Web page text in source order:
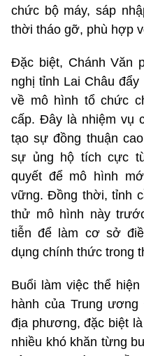
chức bộ máy, sáp
thời tháo gỡ, phù hợp
Đặc biệt, Chánh Văn
nghị tỉnh Lai Châu
về mô hình tổ chức
cấp. Đây là nhiệm vụ
tạo sự đồng thuận
sự ủng hộ tích cực
quyết để mô hình
vững. Đồng thời, tỉnh
thử mô hình này
tiễn để làm cơ sở
dụng chính thức trong
Buổi làm việc thể
hành của Trung
địa phương, đặc biệt
nhiều khó khăn từng